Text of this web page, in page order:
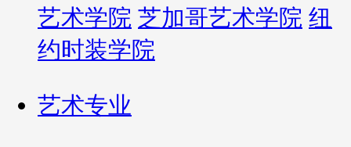
艺术学院 芝加哥艺术学院 纽
约时装学院
艺术专业